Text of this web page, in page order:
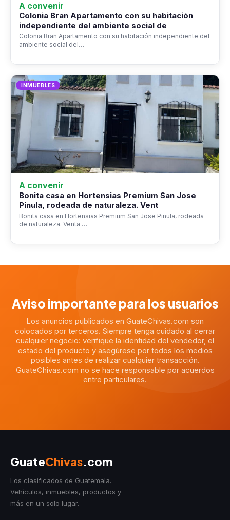
A convenir
Colonia Bran Apartamento con su habitación
independiente del ambiente social de
Colonia Bran Apartamento con su habitación independiente del
ambiente social del…
INMUEBLES
A convenir
Bonita casa en Hortensias Premium San Jose
Pinula, rodeada de naturaleza. Vent
Bonita casa en Hortensias Premium San Jose Pinula, rodeada
de naturaleza. Venta …
Aviso importante para los usuarios
Los anuncios publicados en GuateChivas.com son
colocados por terceros. Siempre tenga cuidado al cerrar
cualquier negocio: verifique la identidad del vendedor, el
estado del producto y asegúrese por todos los medios
posibles antes de realizar cualquier transacción.
GuateChivas.com no se hace responsable por acuerdos
entre particulares.
GuateChivas.com
Los clasificados de Guatemala.
Vehículos, inmuebles, productos y
más en un solo lugar.